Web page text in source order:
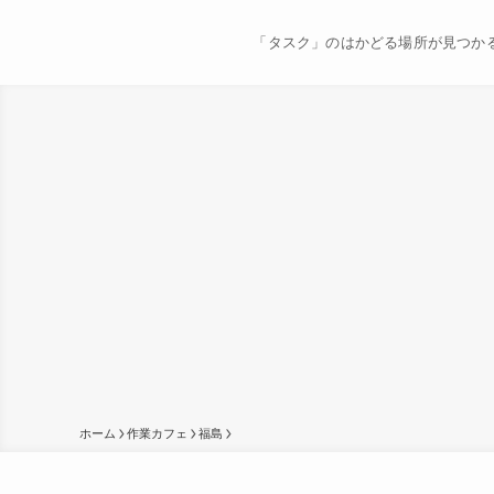
「タスク」のはかどる場所が見つか
ホーム 作業カフェ 福島